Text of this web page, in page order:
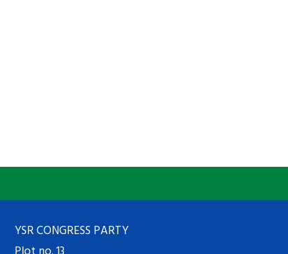
YSR CONGRESS PARTY